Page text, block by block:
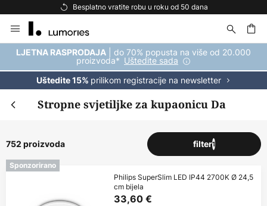
Besplatna dostava za kupnju iznad 69 €
to
Content
LJETNA RASPRODAJA | do 70% popusta na više od 20.000
proizvoda* Uštedite sada
Uštedite 15% prilikom registracije na newsletter
Stropne svjetiljke za kupaonicu Da
752 proizvoda filter1
Sponzorirano
Philips SuperSlim LED IP44 2700K Ø 24,5
cm bijela
33,60 €